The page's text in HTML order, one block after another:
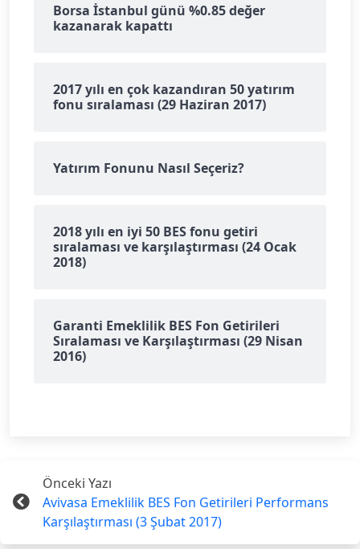
Borsa İstanbul günü %0.85 değer
kazanarak kapattı
2017 yılı en çok kazandıran 50 yatırım
fonu sıralaması (29 Haziran 2017)
Yatırım Fonunu Nasıl Seçeriz?
2018 yılı en iyi 50 BES fonu getiri
sıralaması ve karşılaştırması (24 Ocak
2018)
Garanti Emeklilik BES Fon Getirileri
Sıralaması ve Karşılaştırması (29 Nisan
2016)
Önceki Yazı
Avivasa Emeklilik BES Fon Getirileri Performans
Karşılaştırması (3 Şubat 2017)